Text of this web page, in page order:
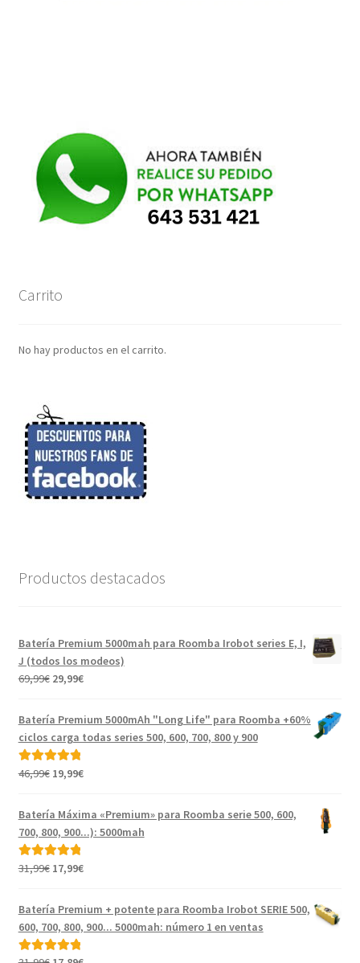
Carrito
No hay productos en el carrito.
Productos destacados
Batería Premium 5000mah para Roomba Irobot series E, I,
J (todos los modeos)
69,99€ El
original
69,99€.
29,99€El
actual
es:
Batería Premium 5000mAh "Long Life" para Roomba +60%
ciclos carga todas series 500, 600, 700, 800 y 900
Valorado con
46,99€ El
original
era:
46,99€.
19,99€El
actual
es:
19,99€.
Batería Máxima «Premium» para Roomba serie 500, 600,
700, 800, 900...): 5000mah
Valorado con
31,99€ El
original
31,99€.
17,99€El
actual
Batería Premium + potente para Roomba Irobot SERIE 500,
600, 700, 800, 900... 5000mah: número 1 en ventas